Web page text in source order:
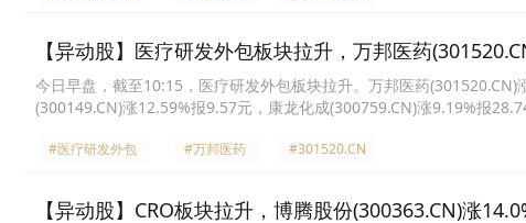
【异动股】医疗研发外包板块拉升，万邦医药
今日早盘，截至10:15，医疗研发外包板块拉升。万邦医药
(300149.CN)涨12.59%报9.57元，康龙化成(300759.CN)涨9.19%报
#医疗研发外包 #万邦医药 #301520.CN
【异动股】CRO板块拉升，博腾股份(300363.CN)涨